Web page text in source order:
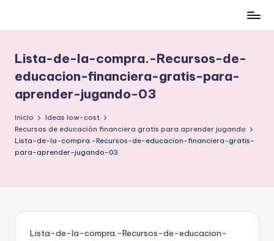
contenido
low-
cost
y
no
en
el
intento
Lista-de-la-compra.-Recursos-de-
educacion-financiera-gratis-para-
aprender-jugando-03
Inicio
Ideas low-cost
Recursos de educación financiera gratis para aprender jugando
Lista-de-la-compra.-Recursos-de-educacion-financiera-gratis-
para-aprender-jugando-03
Lista-de-la-compra.-Recursos-de-educacion-